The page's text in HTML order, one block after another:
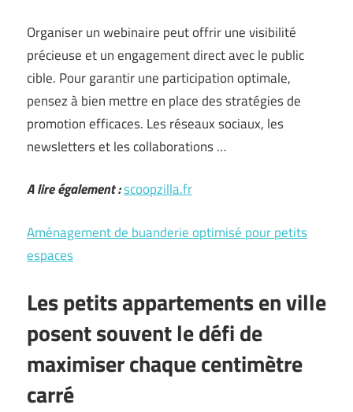
Organiser un webinaire peut offrir une visibilité
précieuse et un engagement direct avec le public
cible. Pour garantir une participation optimale,
pensez à bien mettre en place des stratégies de
promotion efficaces. Les réseaux sociaux, les
newsletters et les collaborations …
A lire également :scoopzilla.fr
Aménagement de buanderie optimisé pour petits
espaces
Les petits appartements en ville
posent souvent le défi de
maximiser chaque centimètre
carré